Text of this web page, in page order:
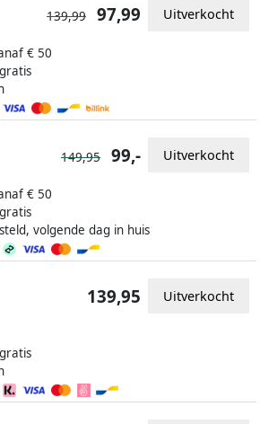
€ 50
139,99 97,99 Uitverkocht
€ 50
volgende dag in huis
149,95 99,- Uitverkocht
139,95 Uitverkocht